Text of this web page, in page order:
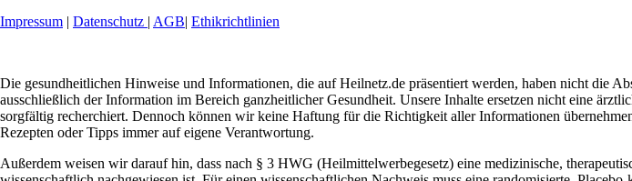
Impressum | Datenschutz | AGB| Ethikrichtlinien
Die gesundheitlichen Hinweise und Informationen, die auf Heilnetz.de präsentiert werden, haben nicht die
ausschließlich der Information im Bereich ganzheitlicher Gesundheit. Unsere Inhalte ersetzen nicht eine
sorgfältig recherchiert. Dennoch können wir keine Haftung für die Richtigkeit aller Informationen
Rezepten oder Tipps immer auf eigene Verantwortung.
Außerdem weisen wir darauf hin, dass nach § 3 HWG (Heilmittelwerbegesetz) eine medizinische,